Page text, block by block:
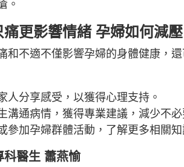
。
更影響情緒 孕婦如何減壓
和不適不僅影響孕婦的身體健康，
人分享感受，以獲得心理支持。
溝通病情，獲得專業建議，減少不必
參加孕婦群體活動，了解更多相關
科醫生 蕭燕愉